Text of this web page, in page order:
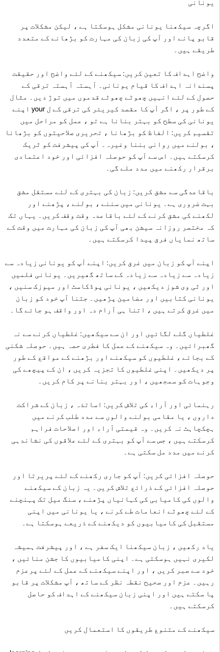
یونانی
اگرچہ سیکھنا یونانی مشکل ہوسکتا ہے ، لیکن مشکلات پر
قابو پانے اور آپ کی زبان کی مہارت کو بڑھانے کے متعدد
طریقے ہیں۔
واضح اہداف کا تعین کریں: سیکھنے کے لئے واضح اور حقیقت
پسندانہ اہداف کا قیام یونانی۔ آہستہ آہستہ ترقی کے
حصول کے لئے انہیں چھوٹے چھوٹے قدموں میں توڑ دیں۔ مثال
کے طور پر ، اگر آپ کا مقصد کیریئر کی ترقی کے ل your اپنے
یونانی کی سطح کو بہتر بنانا ہے تو ، عمل کو مراحل میں
تقسیم کریں: الفاظ کو بڑھانا ، تحریری صلاحیتوں کو بڑھانا
، بولنے میں روانی بننا وغیرہ۔ آپ کی پیشرفت کو ٹریک
کرسکتے ہیں۔ اس سے آپ کو حوصلہ افزائی اور خود اعتمادی
برقرار رکھنے میں مدد ملے گی۔
باقاعدگی سے مشق کریں: زبان کی بہتری کے لئے مستقل مشق
بہت ضروری ہے۔ یونانی میں سننے ، بولنے ، پڑھنے اور
لکھنے کی مشق کرنے کے لئے باقاعدہ وقت وقف کریں۔ یہاں تک
کہ مختصر روزانہ سیشن بھی آپ کی زبان کی مہارت میں وقت کے
ساتھ نمایاں فرق پیدا کرسکتے ہیں۔
اپنے آپ کو زبان میں غرق کریں: اپنے آپ کو یونانی زیادہ سے
زیادہ سے زیادہ سے زیادہ کے ساتھ گھیریں۔ یونانی فلمیں
اور ٹی وی شوز دیکھیں ، یونانی پوڈکاسٹ اور میوزک سنیں ،
یونانی کتابیں اور مضامین پڑھیں۔ جتنا آپ خود کو زبان
میں غرق کرتے ہیں ، اتنا ہی آرام دہ اور واقف ہو جائے گا۔
غلطیاں گلے لگائیں اور ان سے سیکھیں: غلطیاں کرنے سے نہ
گھبرائیں۔ وہ سیکھنے کے عمل کا فطری حصہ ہیں۔ حوصلہ شکنی
کے بجائے ، غلطیوں کو سیکھنے اور بڑھنے کے مواقع کے طور
پر دیکھیں۔ اپنی غلطیوں کا تجزیہ کریں ، ان کے پیچھے کی
وجوہات کو سمجھیں ، اور بہتر بنانے پر کام کریں۔
رہنمائی اور آراء کی تلاش کریں: اساتذہ ، زبان کے شراکت
داروں ، یا مقامی بولنے والوں سے مدد طلب کرنے میں
ہچکچاہٹ نہ کریں۔ وہ قیمتی آراء اور اصلاحات فراہم
کرسکتے ہیں ، جس سے آپ کو بہتری کے لئے علاقوں کی نشاندہی
کرنے میں مدد مل سکتی ہے۔
حوصلہ افزائی کریں: آپ کو جاری رکھنے کے لئے پریرتا اور
حوصلہ افزائی کے ذرائع تلاش کریں۔ یہ زبان کے سیکھنے
والوں کی کامیابی کی کہانیاں پڑھنے ، سنگ میل تک پہنچنے
کے لئے چھوٹے انعامات طے کرنے ، یا یونانی میں اپنی
مستقبل کی کامیابیوں کو دیکھنے کے ذریعے ہوسکتا ہے۔
یاد رکھیں ، زبان سیکھنا ایک سفر ہے ، اور پیشرفت ہمیشہ
لکیری نہیں ہوسکتی ہے۔ اپنی کامیابیوں کا جشن منائیں ،
خود سے صبر کریں ، اور اپنے سیکھنے کے عمل کے لئے پرعزم
رہیں۔ عزم اور صحیح نقطہ نظر کے ساتھ ، آپ مشکلات پر قابو
پا سکتے ہیں اور اپنی زبان سیکھنے کے اہداف کو حاصل
کرسکتے ہیں۔
سیکھنے کے متنوع طریقوں کا استعمال کریں